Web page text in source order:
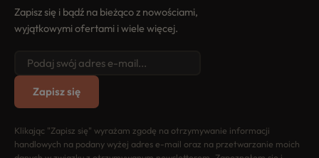
Zapisz się i bądź na bieżąco z nowościami,
wyjątkowymi ofertami i wiele więcej.
Zapisz się
Klikając "Zapisz się" wyrażam zgodę na otrzymywanie informacji
handlowych na podany wyżej adres e-mail oraz na przetwarzanie moich